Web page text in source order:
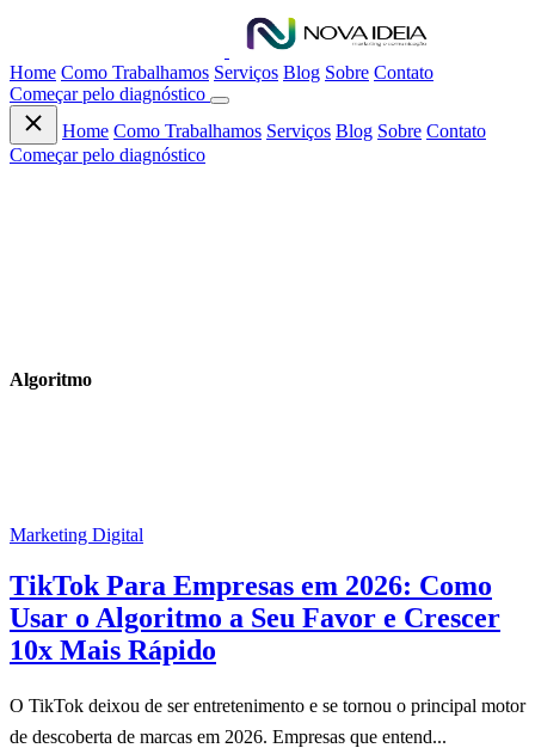
Home Como Trabalhamos Serviços Blog Sobre Contato
Começar pelo diagnóstico
Home Como Trabalhamos Serviços Blog Sobre Contato
Começar pelo diagnóstico
Algoritmo
Marketing Digital
TikTok Para Empresas em 2026: Como
Usar o Algoritmo a Seu Favor e Crescer
10x Mais Rápido
O TikTok deixou de ser entretenimento e se tornou o principal motor
de descoberta de marcas em 2026. Empresas que entend...